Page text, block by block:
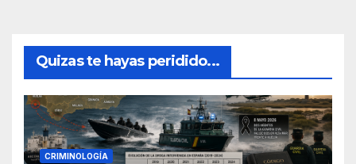
Quizas te hayas peridido...
CRIMINOLOGÍA